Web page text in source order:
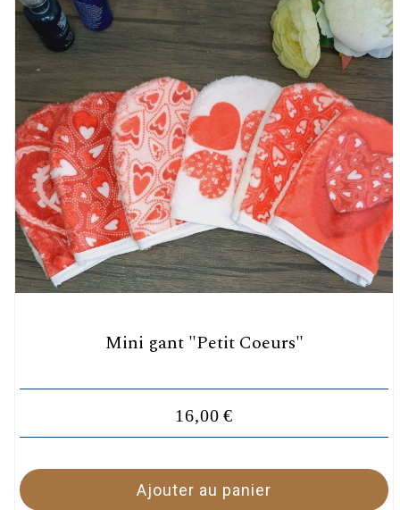
Mini gant "Petit Coeurs"
16,00 €
Ajouter au panier